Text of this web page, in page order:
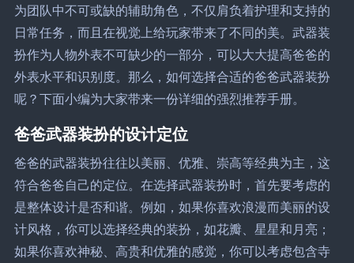
为团队中不可或缺的辅助角色，不仅肩负着护理和支持的
日常任务，而且在视觉上给玩家带来了不同的美。武器装
扮作为人物外表不可缺少的一部分，可以大大提高爸爸的
外表水平和识别度。那么，如何选择合适的爸爸武器装扮
呢？下面小编为大家带来一份详细的强烈推荐手册。
爸爸武器装扮的设计定位
爸爸的武器装扮往往以美丽、优雅、崇高等经典为主，这
符合爸爸自己的定位。在选择武器装扮时，首先要考虑的
是整体设计是否和谐。例如，如果你喜欢浪漫而美丽的设
计风格，你可以选择经典的装扮，如花瓣、星星和月亮；
如果你喜欢神秘、高贵和优雅的感觉，你可以考虑包含寺